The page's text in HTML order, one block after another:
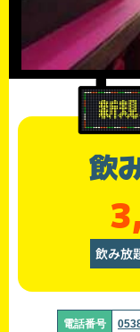
飲
飲み放
電話番号